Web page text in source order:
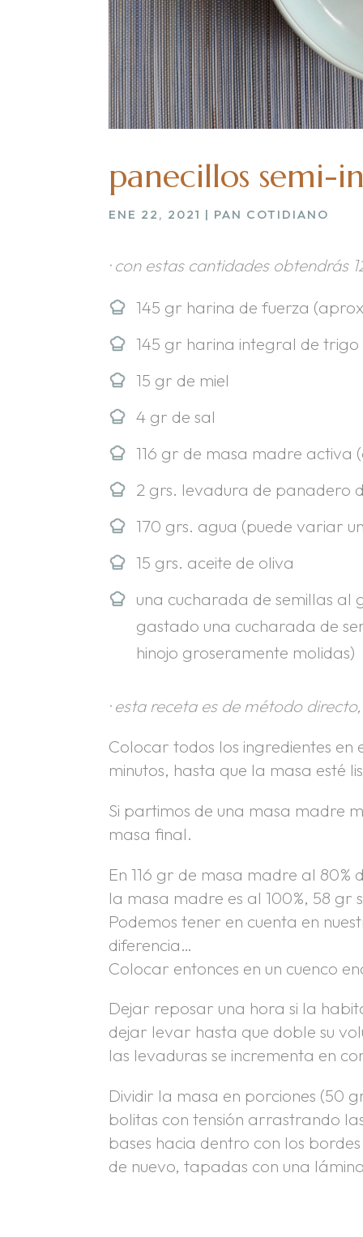
panecillos semi-
ENE 22, 2021 | PAN COTIDIANO
· con estas cantidades obtendrás
145 gr harina de fuerza
145 gr harina integral de
15 gr de miel
4 gr de sal
116 gr de masa madre activa
2 grs. levadura de panadero
170 grs. agua (puede variar
15 grs. aceite de oliva
una cucharada de semillas al
gastado una cucharada de
hinojo groseramente molidas)
· esta receta es de método
Colocar todos los ingredientes
minutos, hasta que la masa esté
Si partimos de una masa madre
masa final.
En 116 gr de masa madre al
la masa madre es al 100%, 58
Podemos tener en cuenta en
diferencia…
Colocar entonces en un cuenco
Dejar reposar una hora si la
dejar levar hasta que doble su
las levaduras se incrementa en
Dividir la masa en porciones (50
bolitas con tensión arrastrando
bases hacia dentro con los
de nuevo, tapadas con una